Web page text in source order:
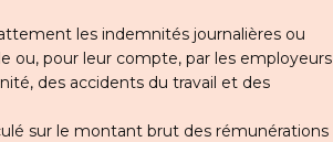
les indemnités journalières ou
ou, pour leur compte, par les employeurs
des accidents du travail et des
sur le montant brut des rémunérations